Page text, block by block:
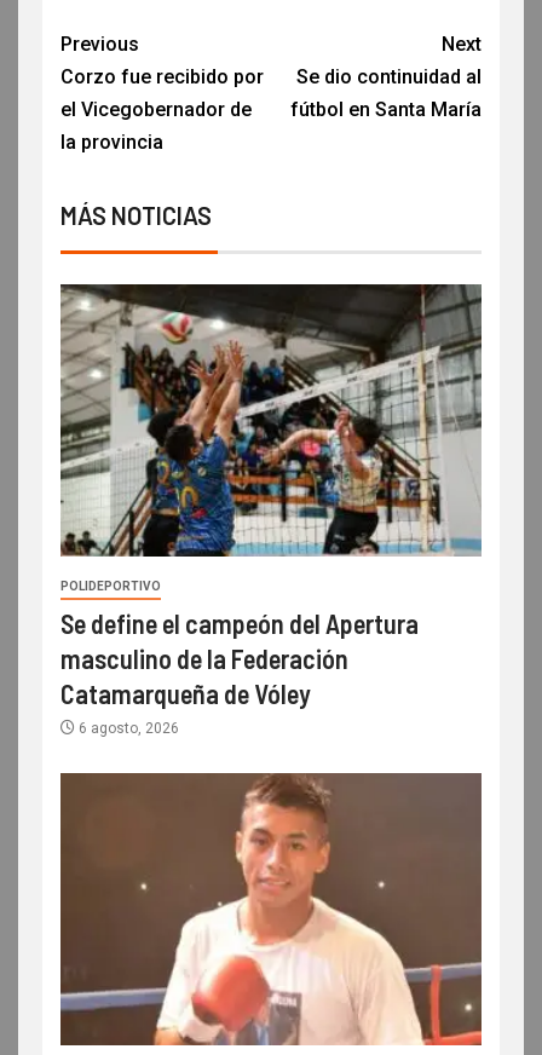
Previous
Corzo fue recibido por
el Vicegobernador de
la provincia
Next
Se dio continuidad al
fútbol en Santa María
MÁS NOTICIAS
POLIDEPORTIVO
Se define el campeón del Apertura
masculino de la Federación
Catamarqueña de Vóley
6 agosto, 2026